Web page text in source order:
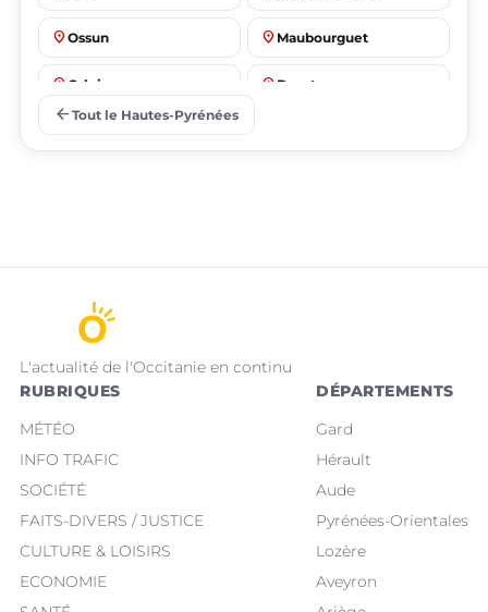
place Ossun place Maubourguet
place Orleix place Bazet
arrow_back Tout le Hautes-Pyrénées
L'actualité de l'Occitanie en continu
RUBRIQUES
MÉTÉO
INFO TRAFIC
SOCIÉTÉ
FAITS-DIVERS / JUSTICE
CULTURE & LOISIRS
ECONOMIE
DÉPARTEMENTS
Gard
Hérault
Aude
Pyrénées-Orientales
Lozère
Aveyron